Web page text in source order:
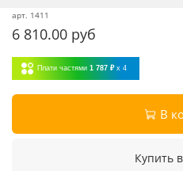
арт. 1411
6 810.00 руб
Плати частями 1 787 ₽ x 4
В
Купить